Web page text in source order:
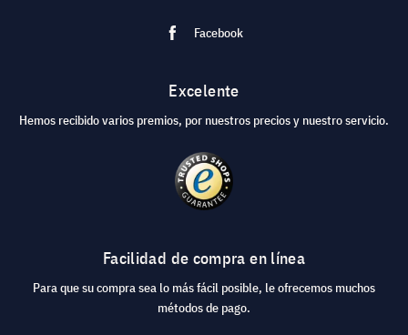
Facebook
Excelente
Hemos recibido varios premios, por nuestros precios y nuestro servicio.
Facilidad de compra en línea
Para que su compra sea lo más fácil posible, le ofrecemos muchos
métodos de pago.